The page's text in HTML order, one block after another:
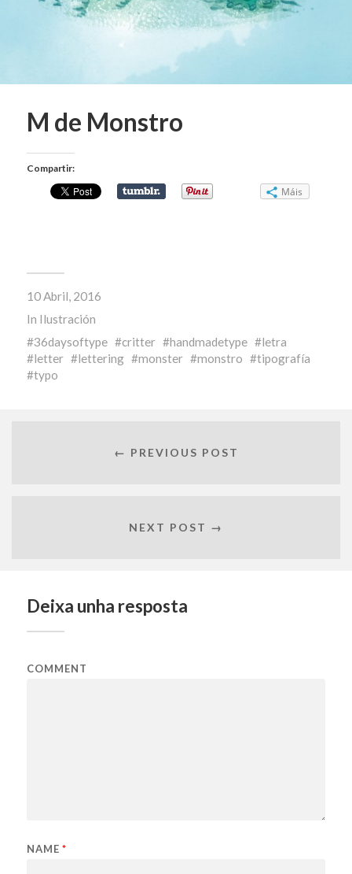
M de Monstro
Compartir:
Máis
10 Abril, 2016
In Ilustración
36daysoftype
critter handmadetype
letra
letter
lettering monster monstro
tipografía
typo
← PREVIOUS POST
NEXT POST →
Deixa unha resposta
COMMENT
NAME *